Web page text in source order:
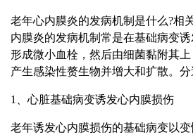
老年心内膜炎的发病机制是什么?相
内膜炎的发病机制常是在基础病变
形成微小血栓，然后由细菌黏附其
产生感染性赘生物并增大和扩散。分
1、心脏基础病变诱发心内膜损伤
老年诱发心内膜损伤的基础病变以